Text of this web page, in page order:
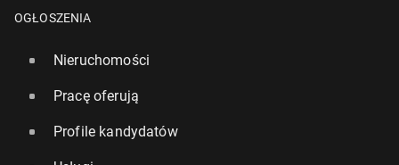
OGŁOSZENIA
Nieruchomości
Pracę oferują
Profile kandydatów